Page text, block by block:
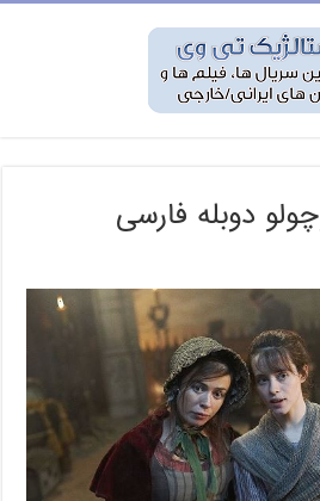
دوبله فارسی